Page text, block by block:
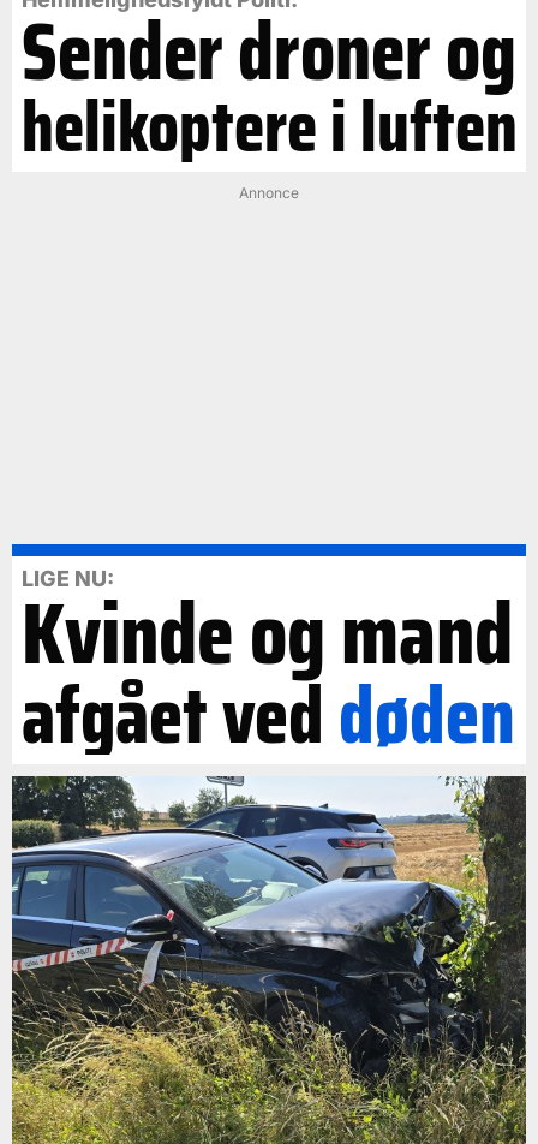
Sender droner og
helikoptere i luften
Annonce
LIGE NU:
Kvinde og mand
afgået veddøden